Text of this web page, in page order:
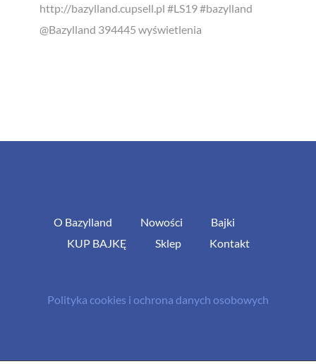
http://bazylland.cupsell.pl #LS19 #bazylland
@Bazylland 394445 wyświetlenia
O Bazylland Nowości
Bajki
KUP BAJKĘ
Sklep Kontakt
Polityka cookies i ochrona danych osobowych